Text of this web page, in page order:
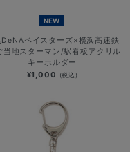
NEW
DeNAベイスターズ×横浜高速鉄
当地スターマン/駅看板アクリル
キーホルダー
¥1,000 (税込)